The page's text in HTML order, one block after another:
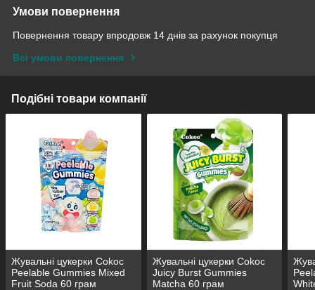
Умови повернення
Повернення товару впродовж 14 днів за рахунок покупця
Всі умови повернення
Подібні товари компанії
Жувальні цукерки Cokoc
Peelable Gummies Mixed
Fruit Soda 60 грам
Жувальні цукерки Cokoc
Juicy Burst Gummies
Matcha 60 грам